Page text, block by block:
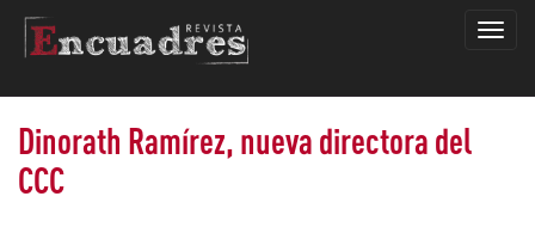
Dinorath Ramírez, nueva directora del
CCC